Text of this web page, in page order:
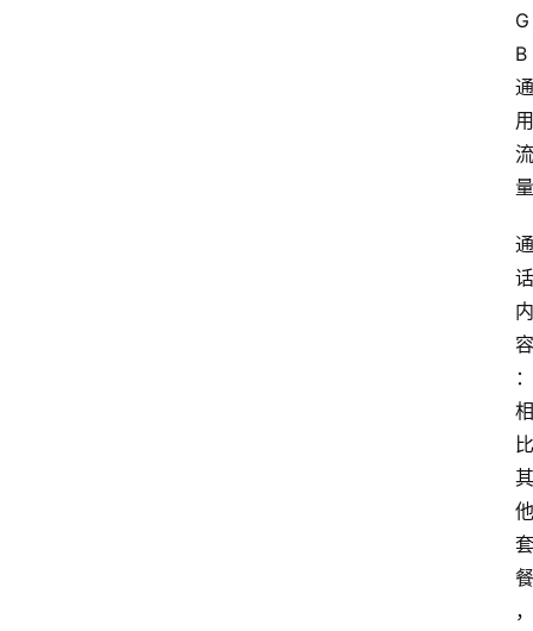
G
B
通
用
流
量
通
话
内
容
：
相
比
其
他
套
餐
，